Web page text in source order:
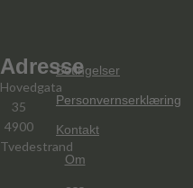
Adresse
Hovedgata
35
4900
Tvedestrand
Betingelser
Personvernserklæring
Kontakt
Om